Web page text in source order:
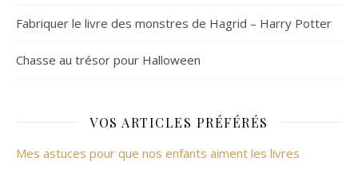
Fabriquer le livre des monstres de Hagrid – Harry Potter
Chasse au trésor pour Halloween
VOS ARTICLES PRÉFÉRÉS
Mes astuces pour que nos enfants aiment les livres